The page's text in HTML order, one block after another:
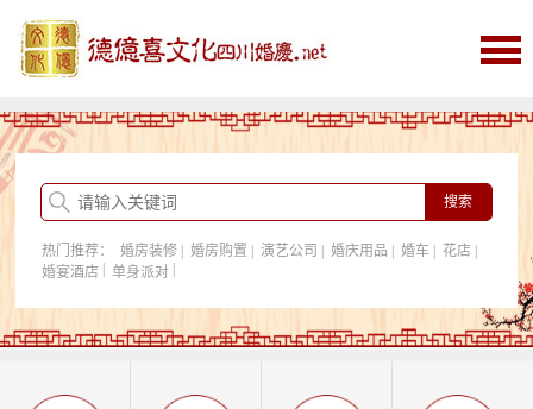
首页
婚庆
婚庆酒店
婚房购置
我是婚庆人
热门推荐： 婚房装修| 婚房购置 演艺公司 婚庆用品 婚车| 花店|
婚宴酒店| 单身派对|